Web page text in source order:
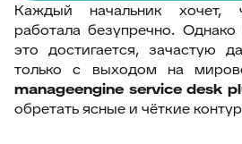
Каждый начальник
работала безупречно.
это достигается, зачастую
только с выходом на
manageengine service desk
обретать ясные и чёткие